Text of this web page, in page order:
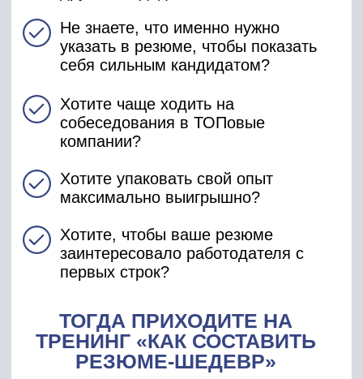
УЧАСТВОВАТЬ
КАК ВСЕ ПРОХОДИТ?
Вы встречаетесь с Татьяной
Вы узнаете самые частые ошибки
кандидатов в резюме, какие фишки
можно использовать, чтобы HR
обязательно обратил внимание на
ваше резюме и как выделить свое